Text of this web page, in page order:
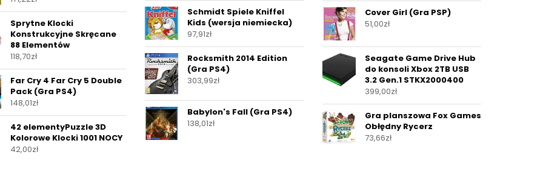
Sprytne Klocki
Konstrukcyjne Skręcane
88 Elementów
118,70zł
Far Cry 4 Far Cry 5 Double
Pack (Gra PS4)
148,01zł
42 elementyPuzzle 3D
Kolorowe Klocki 1001 NOCY
42,00zł
Schmidt Spiele Kniffel
Kids (wersja niemiecka)
97,91zł
Rocksmith 2014 Edition
(Gra PS4)
303,99zł
Babylon's Fall (Gra PS4)
138,01zł
Cover Girl (Gra PSP)
51,00zł
Seagate Game Drive Hub
do konsoli Xbox 2TB USB
3.2 Gen.1 STKX2000400
399,00zł
Gra planszowa Fox Games
Obłędny Rycerz
73,66zł